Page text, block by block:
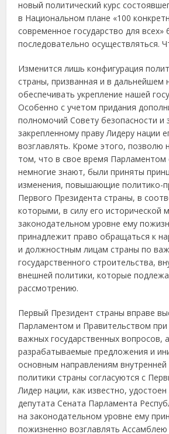
новый политический курс
в Национальном плане «100
современное государство для всех»
последовательно осуществляться.
Изменится лишь конфигурация
страны, призванная и в дальнейшем
обеспечивать укрепление нашей
Особенно с учетом придания
полномочий Совету безопасности и
закрепленному праву Лидеру нации
возглавлять. Кроме этого, позволю
том, что в свое время Парламентом
немногие знают, были приняты
изменения, повышающие политико-
Первого Президента страны, в
которыми, в силу его исторической
законодательном уровне ему
принадлежит право обращаться к
и должностным лицам страны по
государственного строительства,
внешней политики, которые
рассмотрению.
Первый Президент страны вправе
Парламентом и Правительством
важных государственных вопросов, а
разрабатываемые предложения и
основным направлениям
политики страны согласуются с
Лидер нации, как известно,
депутата Сената Парламента
на законодательном уровне ему
пожизненно возглавлять Ассамблею